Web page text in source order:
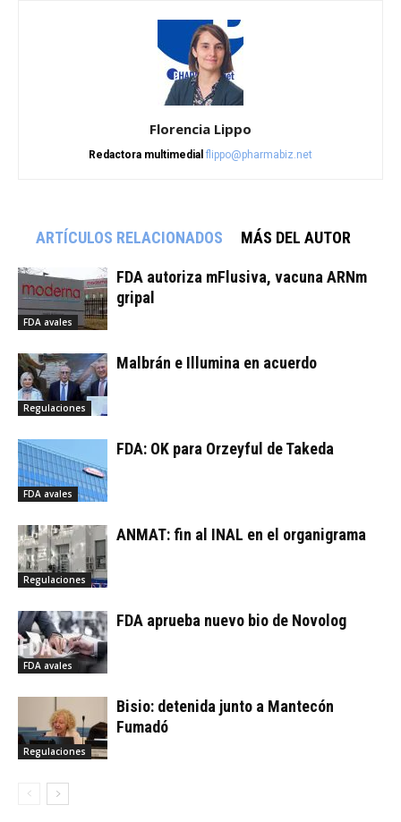
Florencia Lippo
Redactora multimedial flippo@pharmabiz.net
ARTÍCULOS RELACIONADOS MÁS DEL AUTOR
FDA avales
FDA autoriza mFlusiva, vacuna ARNm
gripal
Regulaciones
Malbrán e Illumina en acuerdo
FDA avales
FDA: OK para Orzeyful de Takeda
Regulaciones
ANMAT: fin al INAL en el organigrama
FDA avales
FDA aprueba nuevo bio de Novolog
Regulaciones
Bisio: detenida junto a Mantecón
Fumadó